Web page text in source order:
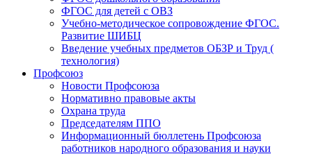
ФГОС для детей с ОВЗ
Учебно-методическое сопровождение ФГОС.
Развитие ШИБЦ
Введение учебных предметов ОБЗР и Труд (
технология)
Профсоюз
Новости Профсоюза
Нормативно правовые акты
Охрана труда
Председателям ППО
Информационный бюллетень Профсоюза
работников народного образования и науки